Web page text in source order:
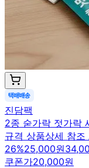
진담팩
2종 숟가락 젓가락
규격 상품상세 참조
26%25,000원
쿠폰가20,000원